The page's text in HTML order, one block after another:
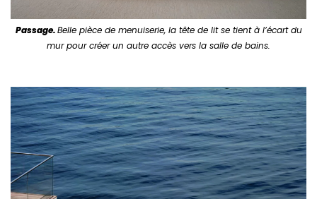
Passage.Belle pièce de menuiserie, la tête de lit se tient à l’écart du
mur pour créer un autre accès vers la salle de bains.